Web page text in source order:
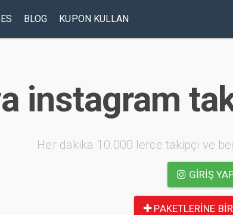
BLOG KUPON KULLAN
instagram
Her dakika 10.000 lerce takipçi ve
GIRIŞ
PAKETLERINE